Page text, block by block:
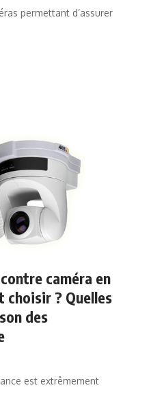
permettant d’assurer
caméra en
choisir ? Quelles
des
est extrêmement